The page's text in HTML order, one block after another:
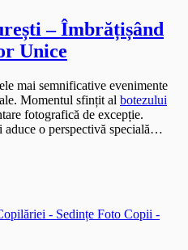
– Îmbrățișând
Unice
mai semnificative evenimente
Momentul sfințit al botezului
fotografică de excepție.
aduce o perspectivă specială…